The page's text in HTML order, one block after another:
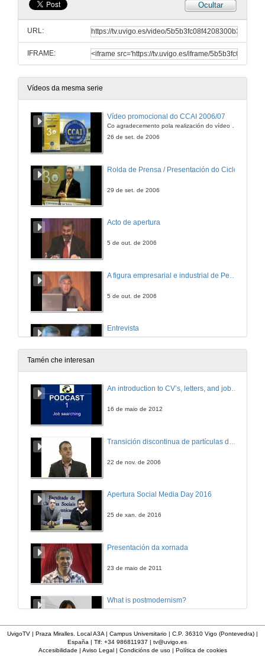
Ocultar
URL:
IFRAME:
Vídeos da mesma serie
Vídeo promocional do CCAI 2006/07
26 de set. de 2006
Rolda de Prensa / Presentación do Ciclo
29 de set. de 2006
Acto de apertura
5 de out. de 2006
5 de out. de 2006
Entrevista
5 de out. de 2006
Entrevista
Tamén che interesan
An introduction to CV’s, letters, and job searching
16 de maio de 2012
22 de nov. de 2006
Apertura Social Media Day 2016
25 de xan. de 2016
Presentación da xornada
23 de maio de 2011
What is postmodernism?
Presentación 'Mulleres no software libre'
UvigoTV | Praza Miralles. Local A3A | Campus Universitario | C.P. 36310 Vigo (Pontevedra) |
España | Tlf: +34 986811937 | tv@uvigo.es
Accesibilidade | Aviso Legal| Condicións de uso| Política de cookies